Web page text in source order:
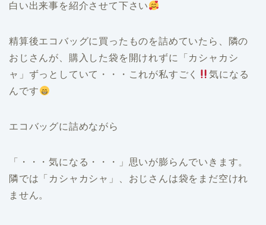
白い出来事を紹介させて下さい
精算後エコバッグに買ったものを詰めていたら、隣の
おじさんが、購入した袋を開けれずに「カシャカシ
ャ」ずっとしていて・・・これが私すごく
気になる
んです
エコバッグに詰めながら
「・・・気になる・・・」思いが膨らんでいきます。
隣では「カシャカシャ」、おじさんは袋をまだ空けれ
ません。